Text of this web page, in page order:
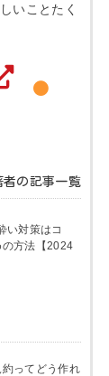
いことたく
者の記事一覧
い対策はコ
方法【2024
ってどう作れ